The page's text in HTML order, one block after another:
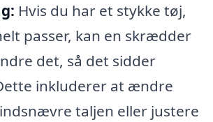
Hvis du har et stykke tøj,
passer, kan en skrædder
det, så det sidder
inkluderer at ændre
taljen eller justere